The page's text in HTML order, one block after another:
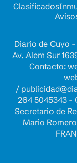
Clasificados
Diario de Cuyo
Av. Alem Sur
Contacto:
/
264 5045343 -
Secretario de
Mario